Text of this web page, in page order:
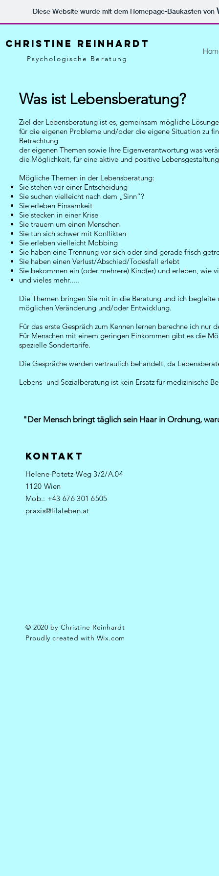
Diese Website wurde mit dem Homepage-Baukasten von
Christine Reinhardt
Psychologische Beratung
Was ist Lebensberatung?
Ziel der Lebensberatung ist es, gemeinsam mögliche
für die eigenen Probleme und/oder die eigene Situation zu
Betrachtung
der eigenen Themen sowie Ihre Eigenverantwortung was
die Möglichkeit, für eine aktive und positive
Mögliche Themen in der Lebensberatung:
Sie stehen vor einer Entscheidung
Sie suchen vielleicht nach dem „Sinn“?
Sie erleben Einsamkeit
Sie stecken in einer Krise
Sie trauern um einen Menschen
Sie tun sich schwer mit Konflikten
Sie erleben vielleicht Mobbing
Sie haben eine Trennung vor sich oder sind gerade frisch
Sie haben einen Verlust/Abschied/Todesfall erlebt
Sie bekommen ein (oder mehrere) Kind(er) und erleben, wie
und vieles mehr.....
Die Themen bringen Sie mit in die Beratung und ich begleite
möglichen Veränderung und/oder Entwicklung.
Für das erste Gespräch zum Kennen lernen berechne ich nur
Für Menschen mit einem geringen Einkommen gibt es die
spezielle Sondertarife.
Die Gespräche werden vertraulich behandelt, da
Lebens- und Sozialberatung ist kein Ersatz für medizinische
"Der Mensch bringt täglich sein Haar in Ordnung,
KOnTAKT
Helene-Potetz-Weg 3/2/A.04
1120 Wien​​
Mob.: +43 676 301 6505
praxis@lilaleben.at
© 2020 by Christine Reinhardt
Proudly created with Wix.com